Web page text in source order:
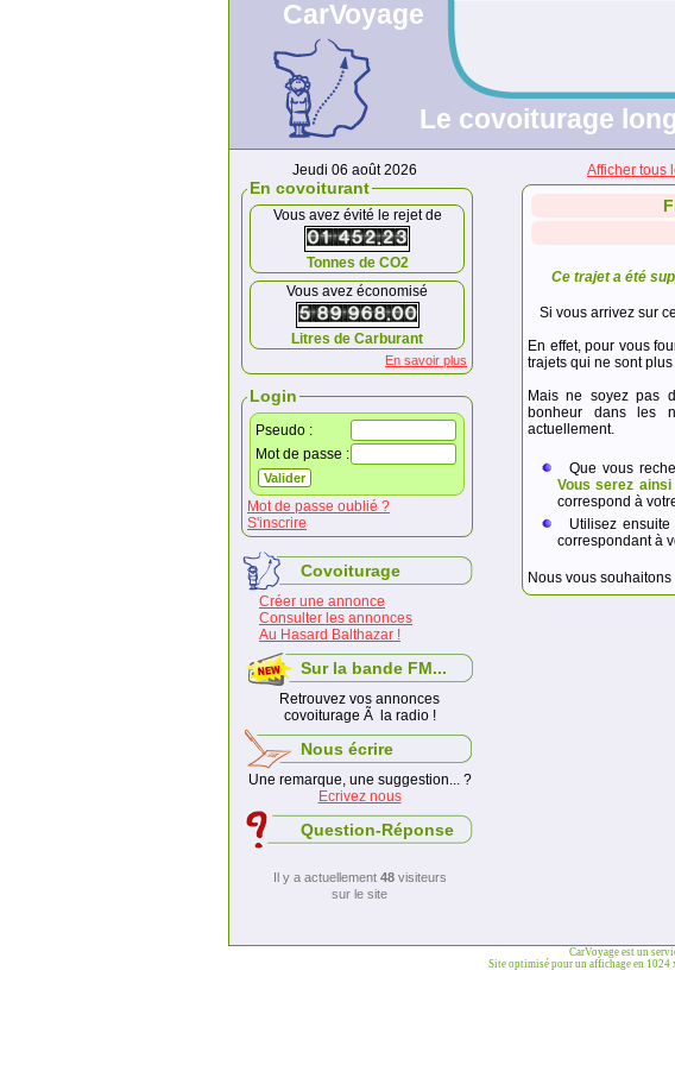
CarVoyage
Le covoiturage
Jeudi 06 août 2026
En covoiturant
Vous avez évité le rejet de
Tonnes de CO2
Vous avez économisé
Litres de Carburant
En savoir plus
Login
Pseudo :
Mot de passe :
Mot de passe oublié ?
S'inscrire
Covoiturage
Créer une annonce
Consulter les annonces
Au Hasard Balthazar !
Sur la bande FM...
Retrouvez vos annonces
covoiturage Ã la radio !
Nous écrire
Une remarque, une suggestion... ?
Ecrivez nous
Question-Réponse
Il y a actuellement 48visiteurs
sur le site
Afficher tous
Ce trajet a été
Si vous arrivez sur
En effet, pour vous
trajets qui ne sont
Mais ne soyez pas
bonheur dans les
actuellement.
Que vous
Vous serez
correspond à
Utilisez
correspondant à
Nous vous
CarVoyage est un
Site optimisé pour un affichage en 1024